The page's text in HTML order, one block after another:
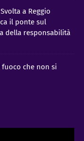
Svolta a Reggio
il ponte sul
della responsabilità
fuoco che non si